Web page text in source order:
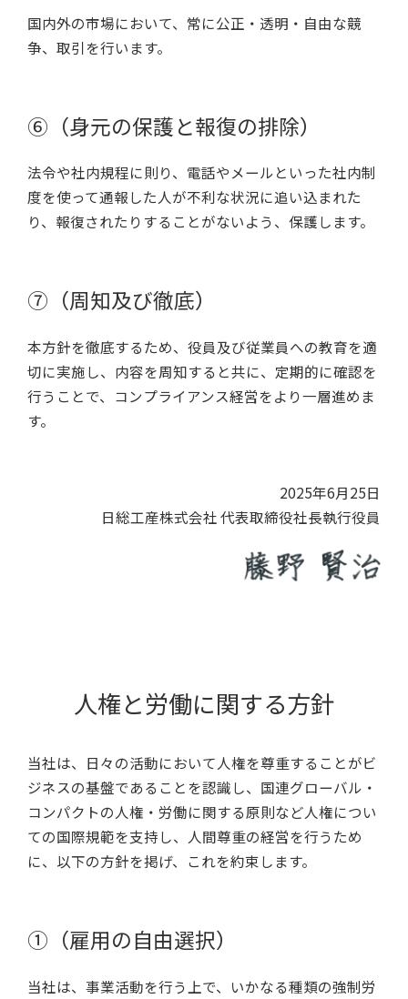
国内外の市場において、常に公正・透明・自由な競
争、取引を行います。
⑥（身元の保護と報復の排除）
法令や社内規程に則り、電話やメールといった社内制
度を使って通報した人が不利な状況に追い込まれた
り、報復されたりすることがないよう、保護します。
⑦（周知及び徹底）
本方針を徹底するため、役員及び従業員への教育を適
切に実施し、内容を周知すると共に、定期的に確認を
行うことで、コンプライアンス経営をより一層進めま
す。
2025年6月25日
日総工産株式会社 代表取締役社長執行役員
人権と労働に関する方針
当社は、日々の活動において人権を尊重することがビ
ジネスの基盤であることを認識し、国連グローバル・
コンパクトの人権・労働に関する原則など人権につい
ての国際規範を支持し、人間尊重の経営を行うため
に、以下の方針を掲げ、これを約束します。
①（雇用の自由選択）
当社は、事業活動を行う上で、いかなる種類の強制労